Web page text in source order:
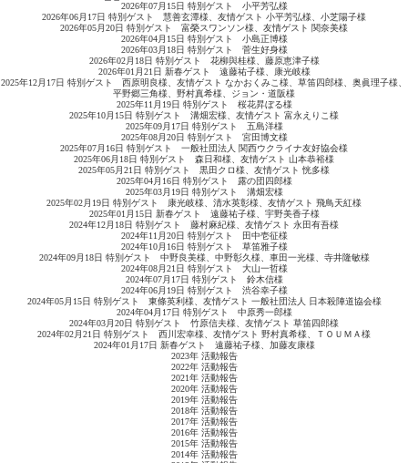
2026年07月15日 特別ゲスト 小平芳弘様
2026年06月17日 特別ゲスト 慧善玄潭様、友情ゲスト 小平芳弘様、小芝陽子様
2026年05月20日 特別ゲスト 富榮スワンソン様、友情ゲスト 関奈美様
2026年04月15日 特別ゲスト 小島正博様
2026年03月18日 特別ゲスト 菅生好身様
2026年02月18日 特別ゲスト 花柳與桂様、藤原恵津子様
2026年01月21日 新春ゲスト 遠藤祐子様、康光岐様
2025年12月17日 特別ゲスト 西原明良様、友情ゲスト なかおくみこ様、草笛四郎様、奥眞理子様、
平野郷三角様、野村真希様、ジョン・道阪様
2025年11月19日 特別ゲスト 桜花昇ぼる様
2025年10月15日 特別ゲスト 溝畑宏様、友情ゲスト 富永えりこ様
2025年09月17日 特別ゲスト 五島洋様
2025年08月20日 特別ゲスト 宮田博文様
2025年07月16日 特別ゲスト 一般社団法人 関西ウクライナ友好協会様
2025年06月18日 特別ゲスト 森日和様、友情ゲスト 山本恭裕様
2025年05月21日 特別ゲスト 黒田クロ様、友情ゲスト 恍多様
2025年04月16日 特別ゲスト 露の団四郎様
2025年03月19日 特別ゲスト 溝畑宏様
2025年02月19日 特別ゲスト 康光岐様、清水英彰様、友情ゲスト 飛鳥天紅様
2025年01月15日 新春ゲスト 遠藤祐子様、宇野美香子様
2024年12月18日 特別ゲスト 藤村麻紀様、友情ゲスト 永田有吾様
2024年11月20日 特別ゲスト 田中壱征様
2024年10月16日 特別ゲスト 草笛雅子様
2024年09月18日 特別ゲスト 中野良美様、中野彰久様、車田一光様、寺井隆敏様
2024年08月21日 特別ゲスト 大山一哲様
2024年07月17日 特別ゲスト 鈴木信様
2024年06月19日 特別ゲスト 渋谷幸子様
2024年05月15日 特別ゲスト 東條英利様、友情ゲスト 一般社団法人 日本殺陣道協会様
2024年04月17日 特別ゲスト 中原秀一郎様
2024年03月20日 特別ゲスト 竹原信夫様、友情ゲスト 草笛四郎様
2024年02月21日 特別ゲスト 西川宏幸様、友情ゲスト 野村真希様、ＴＯＵＭＡ様
2024年01月17日 新春ゲスト 遠藤祐子様、加藤友康様
2023年 活動報告
2022年 活動報告
2021年 活動報告
2020年 活動報告
2019年 活動報告
2018年 活動報告
2017年 活動報告
2016年 活動報告
2015年 活動報告
2014年 活動報告